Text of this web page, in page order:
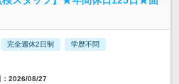
完全週休2日制 学歴不問
2026/08/27